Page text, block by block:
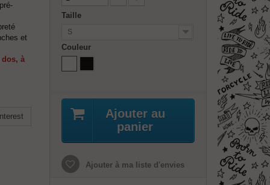
et
à
Taille
S
Couleur
Ajouter au
panier
Ajouter à ma liste d'envies